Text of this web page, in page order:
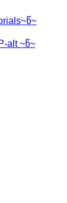
alt ~წ~